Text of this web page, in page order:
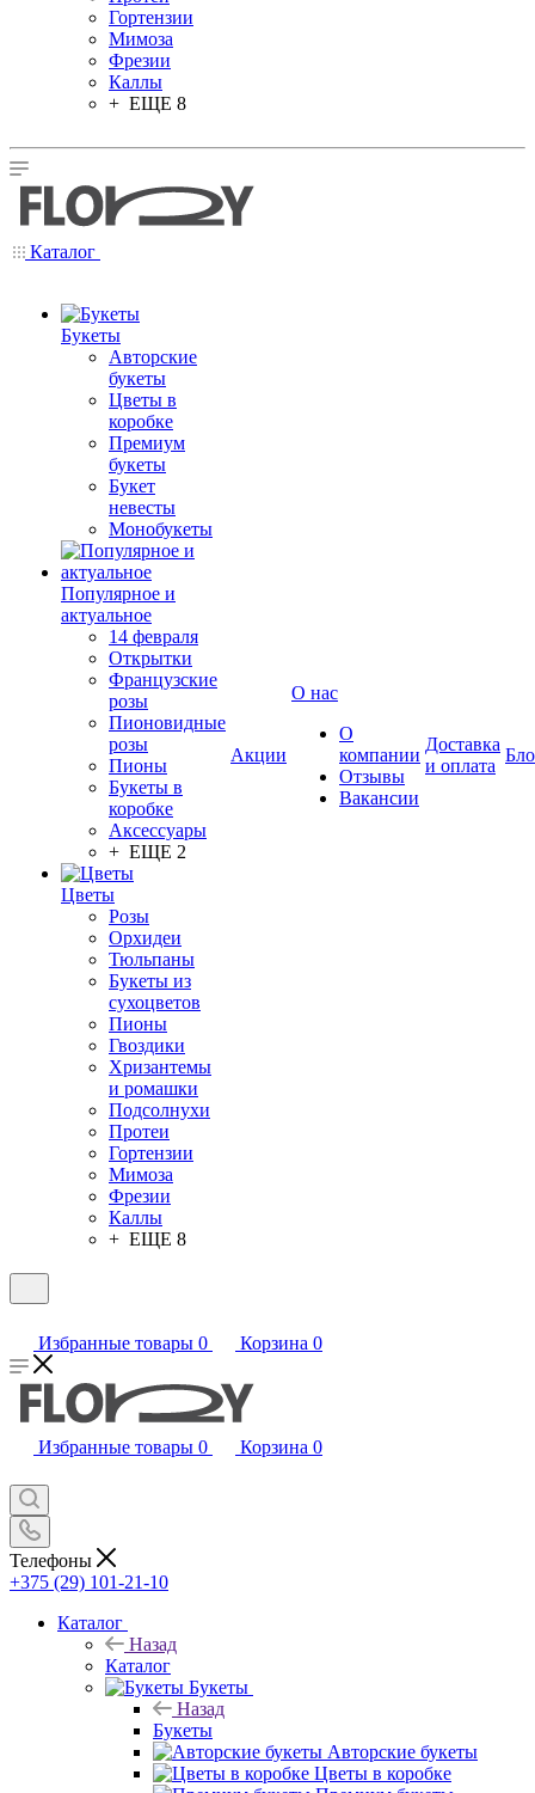
Гортензии
Мимоза
Фрезии
Каллы
+ ЕЩЕ 8
Каталог
Букеты
Авторские
букеты
Цветы в
коробке
Премиум
букеты
Букет
невесты
Монобукеты
Популярное и
актуальное
14 февраля
Открытки
Французские
розы
Пионовидные
розы
Пионы
Букеты в
коробке
Аксессуары
+ ЕЩЕ 2
Цветы
Розы
Орхидеи
Тюльпаны
Букеты из
сухоцветов
Пионы
Гвоздики
Хризантемы
и ромашки
Подсолнухи
Протеи
Гортензии
Мимоза
Фрезии
Каллы
+ ЕЩЕ 8
Акции
О нас
О
компании
Отзывы
Вакансии
Доставка
и оплата
Избранные товары 0 Корзина 0
Избранные товары 0 Корзина 0
Телефоны
+375 (29) 101-21-10
Каталог
Назад
Каталог
Букеты
Назад
Букеты
Авторские букеты
Цветы в коробке